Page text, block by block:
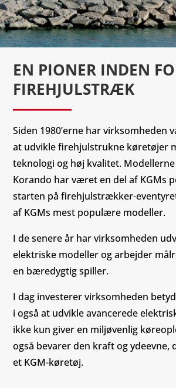
EN PIONER INDEN
FIREHJULSTRÆK
Siden 1980’erne har
at udvikle firehjulstrukne køretøjer
teknologi og høj kvalitet.
Korando har været en del af KGMs
starten på firehjulstrækker-
af KGMs mest populære modeller.
I de senere år har virksomheden
elektriske modeller og arbejder
en bæredygtig spiller.
I dag investerer virksomheden
i også at udvikle avancerede
ikke kun giver en miljøvenlig
også bevarer den kraft og ydeevne,
et KGM-køretøj.